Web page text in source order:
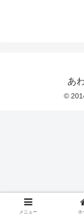
あ
©
メニュー ホ